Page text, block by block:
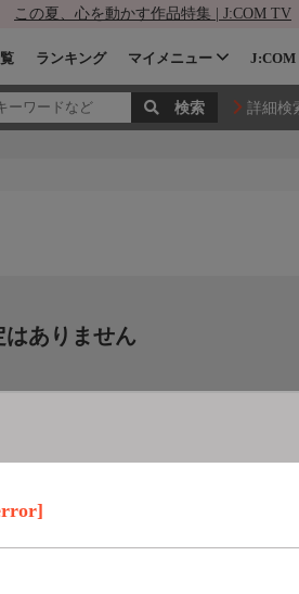
この夏、心を動かす作品特集 | J:COM TV
ランキング マイメニュー J:COM
詳細検
ありません